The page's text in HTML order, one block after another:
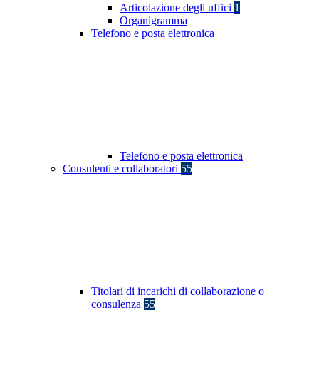
Articolazione degli uffici 1
Organigramma
Telefono e posta elettronica
Telefono e posta elettronica
Consulenti e collaboratori 55
Titolari di incarichi di collaborazione o
consulenza 55